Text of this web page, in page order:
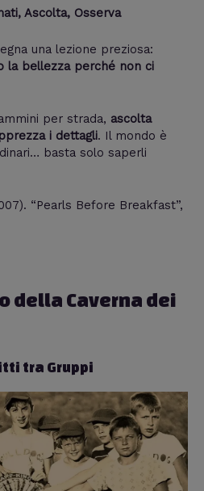
Ascolta, Osserva
una lezione preziosa:
la bellezza perché non ci
per strada, ascolta
i dettagli. Il mondo è
basta solo saperli
“Pearls Before Breakfast”,
della Caverna dei
tra Gruppi